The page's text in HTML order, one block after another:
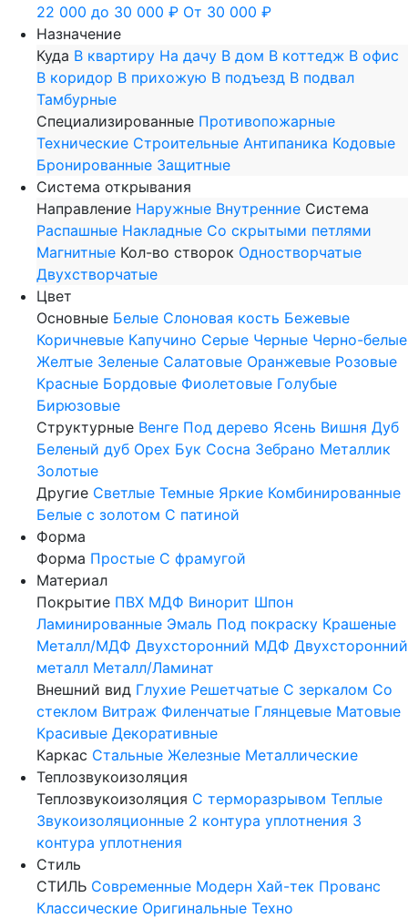
22 000 до 30 000 ₽ От 30 000 ₽
Назначение
Куда В квартиру На дачу В дом В коттедж В офис
В коридор В прихожую В подъезд В подвал
Тамбурные
Специализированные Противопожарные
Технические Строительные Антипаника Кодовые
Бронированные Защитные
Система открывания
Направление Наружные Внутренние Система
Распашные Накладные Со скрытыми петлями
Магнитные Кол-во створок Одностворчатые
Двухстворчатые
Цвет
Основные Белые Слоновая кость Бежевые
Коричневые Капучино Серые Черные Черно-белые
Желтые Зеленые Салатовые Оранжевые Розовые
Красные Бордовые Фиолетовые Голубые
Бирюзовые
Структурные Венге Под дерево Ясень Вишня Дуб
Беленый дуб Орех Бук Сосна Зебрано Металлик
Золотые
Другие Светлые Темные Яркие Комбинированные
Белые с золотом С патиной
Форма
Форма Простые С фрамугой
Материал
Покрытие ПВХ МДФ Винорит Шпон
Ламинированные Эмаль Под покраску Крашеные
Металл/МДФ Двухсторонний МДФ Двухсторонний
металл Металл/Ламинат
Внешний вид Глухие Решетчатые С зеркалом Со
стеклом Витраж Филенчатые Глянцевые Матовые
Красивые Декоративные
Каркас Стальные Железные Металлические
Теплозвукоизоляция
Теплозвукоизоляция С терморазрывом Теплые
Звукоизоляционные 2 контура уплотнения 3
контура уплотнения
Стиль
СТИЛЬ Современные Модерн Хай-тек Прованс
Классические Оригинальные Техно